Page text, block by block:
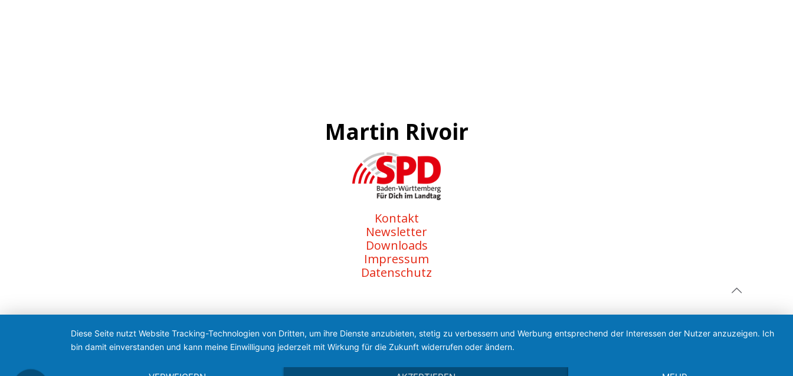
Martin Rivoir
Kontakt
Newsletter
Downloads
Impressum
Datenschutz
Diese Seite nutzt Website Tracking-Technologien von Dritten, um ihre Dienste anzubieten, stetig zu verbessern und Werbung entsprechend der Interessen der Nutzer anzuzeigen. Ich
bin damit einverstanden und kann meine Einwilligung jederzeit mit Wirkung für die Zukunft widerrufen oder ändern.